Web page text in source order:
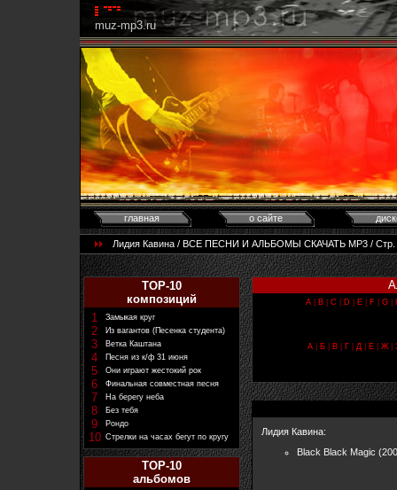
muz-mp3.ru
главная о сайте
Лидия Кавина / ВСЕ ПЕСНИ И АЛЬБОМЫ СКАЧАТЬ MP3 / Стр. 1
TOP-10
композиций
1
Замыкая круг
2 Из вагантов (Песенка студента)
3 Ветка Каштана
4 Песня из к/ф 31 июня
5 Они играют жестокий рок
6 Финальная совместная песня
7 На берегу неба
8 Без тебя
9 Рондо
10 Стрелки на часах бегут по кругу
TOP-10
альбомов
A B C D E F G
А| Б| В| Г| Д| Е| Ж|
Лидия Кавина:
Black Black Magic